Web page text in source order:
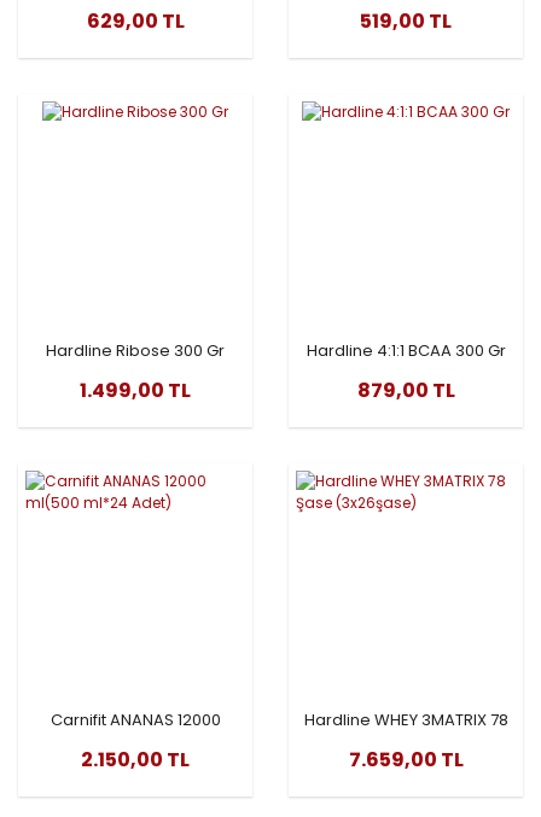
Gr
629,00 TL
Powder 300 Gr
519,00 TL
Hardline Ribose 300 Gr
1.499,00 TL
Hardline 4:1:1 BCAA 300 Gr
879,00 TL
Carnifit ANANAS 12000
ml(500 ml*24 Adet)
2.150,00 TL
Hardline WHEY 3MATRIX 78
Şase (3x26şase)
7.659,00 TL